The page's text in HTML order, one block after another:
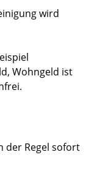
wird
Wohngeld ist
der Regel sofort